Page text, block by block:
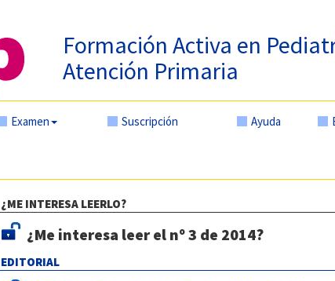
Formación Activa en
Atención Primaria
Examen Suscripción Ayuda
¿ME INTERESA LEERLO?
¿Me interesa leer el nº 3 de 2014?
EDITORIAL